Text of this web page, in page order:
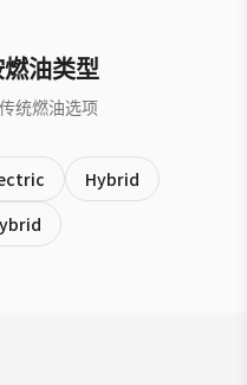
油类型
统燃油选项
Hybrid